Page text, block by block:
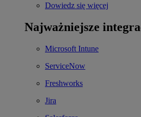
Dowiedz się więcej
Najważniejsze
Microsoft Intune
ServiceNow
Freshworks
Jira